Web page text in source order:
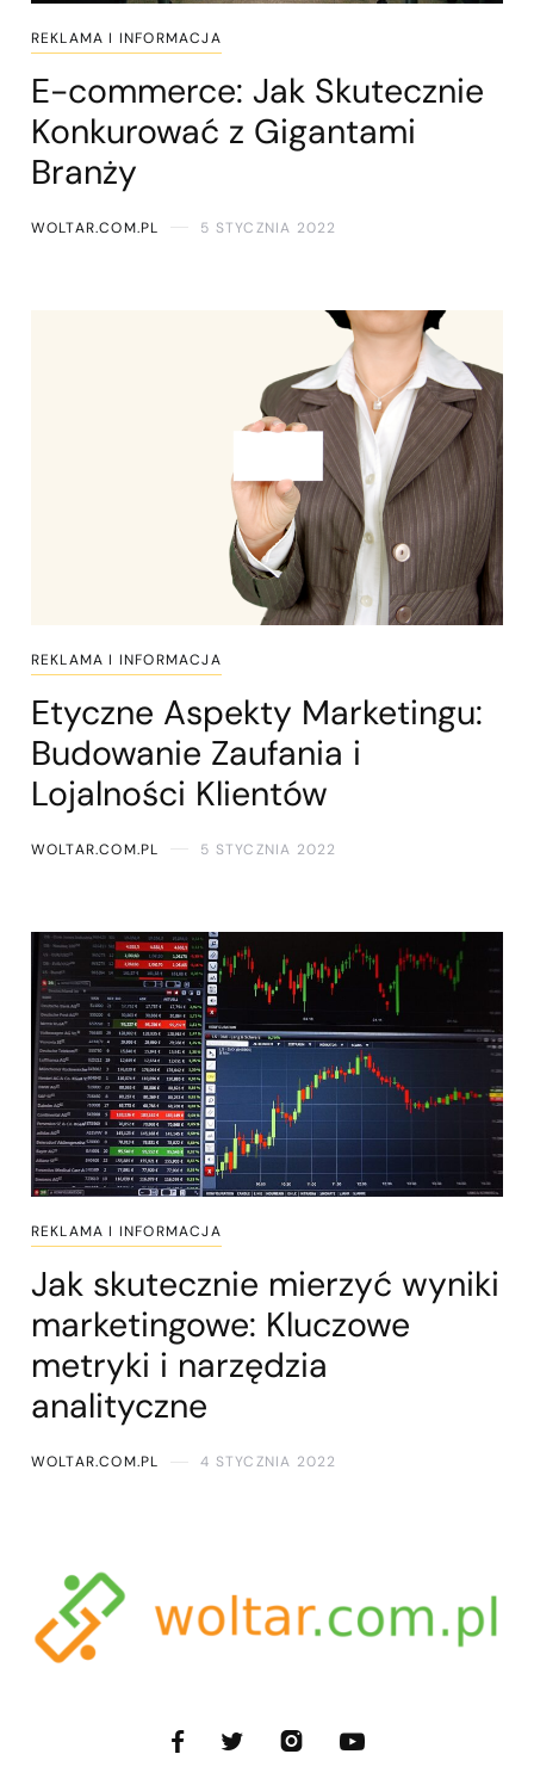
REKLAMA I INFORMACJA
E-commerce: Jak Skutecznie
Konkurować z Gigantami
Branży
WOLTAR.COM.PL 5 STYCZNIA 2022
REKLAMA I INFORMACJA
Etyczne Aspekty Marketingu:
Budowanie Zaufania i
Lojalności Klientów
WOLTAR.COM.PL 5 STYCZNIA 2022
REKLAMA I INFORMACJA
Jak skutecznie mierzyć wyniki
marketingowe: Kluczowe
metryki i narzędzia
analityczne
WOLTAR.COM.PL 4 STYCZNIA 2022